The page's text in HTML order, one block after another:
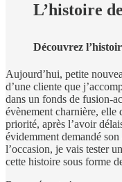
L’histoire
Découvrez
Aujourd’hui, petite
d’une cliente que
dans un fonds de fusion-
évènement charnière, elle
priorité, après l’avoir
évidemment demandé
l’occasion, je vais tester
cette histoire sous forme